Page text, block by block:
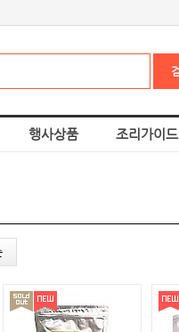
행사상품 조리가이드